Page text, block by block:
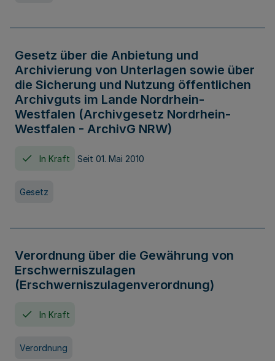
Gesetz über die Anbietung und
Archivierung von Unterlagen sowie über
die Sicherung und Nutzung öffentlichen
Archivguts im Lande Nordrhein-
Westfalen (Archivgesetz Nordrhein-
Westfalen - ArchivG NRW)
In Kraft Seit 01. Mai 2010
Gesetz
Verordnung über die Gewährung von
Erschwerniszulagen
(Erschwerniszulagenverordnung)
In Kraft
Verordnung